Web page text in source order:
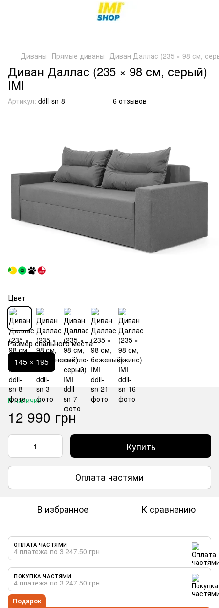
Диваны Прямые диваны Диван Даллас (235 × 98 см,
Диван Даллас (235 × 98 см, серый)
IMI
Артикул: ddll-sn-8 6 отзывов
Цвет
Размер спального места
145 × 195
В наличии
12 990 грн
Купить
Оплата частями
В избранное К сравнению
ОПЛАТА ЧАСТЯМИ
4 платежа по 3 247.50 грн
ПОКУПКА ЧАСТЯМИ
4 платежа по 3 247.50 грн
Подарок